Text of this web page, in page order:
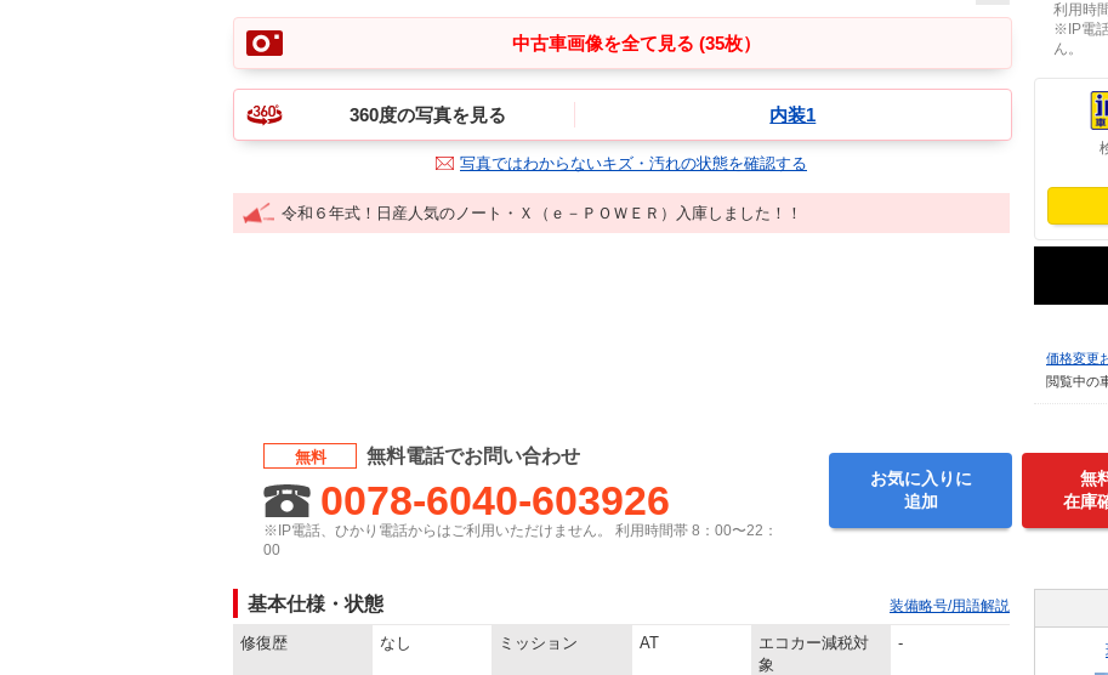
中古車画像を全て見る (35枚）
360度の写真を見る 内装1
写真ではわからないキズ・汚れの状態を確認する
令和６年式！日産人気のノート・Ｘ（ｅ－ＰＯＷＥＲ）入庫しました！！
利用時
※IP電
ん。
価格変更
閲覧中の
無料 無料電話でお問い合わせ
0078-6040-603926
※IP電話、ひかり電話からはご利用いただけません。 利用時間帯 8：00〜22：
00
お気に入りに
追加
無
在庫
基本仕様・状態 装備略号/用語解説
修復歴 なし ミッション AT
エコカー減税対
象
-